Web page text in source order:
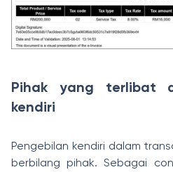
Pihak yang terlibat
kendiri
Pengebilan kendiri dalam
berbilang pihak. Sebagai